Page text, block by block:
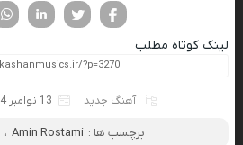
تویتر
فیسوک
لینک کوتاه مطلب
آهنگ جدید 13 نوامبر 2024
برچسب ها : Amin Rostami ،